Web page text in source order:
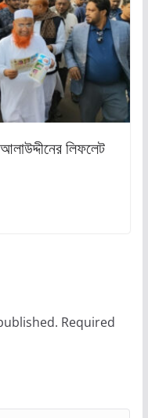
আলাউদ্দীনের লিফলেট
Required